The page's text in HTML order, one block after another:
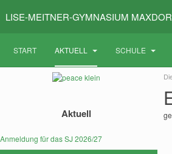
LISE-MEITNER-GYMNASIUM
START AKTUELL SCHULE
Aktuell
Anmeldung für das SJ 2026/27